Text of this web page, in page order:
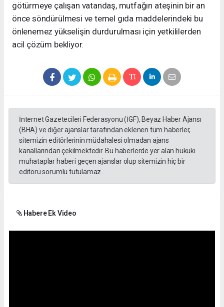
götürmeye çalışan vatandaş, mutfağın ateşinin bir an
önce söndürülmesi ve temel gıda maddelerindeki bu
önlenemez yükselişin durdurulması için yetkililerden
acil çözüm bekliyor.
İnternet Gazetecileri Federasyonu (İGF), Beyaz Haber Ajansı
(BHA) ve diğer ajanslar tarafından eklenen tüm haberler,
sitemizin editörlerinin müdahalesi olmadan ajans
kanallarından çekilmektedir. Bu haberlerde yer alan hukuki
muhataplar haberi geçen ajanslar olup sitemizin hiç bir
editörü sorumlu tutulamaz...
Habere Ek Video